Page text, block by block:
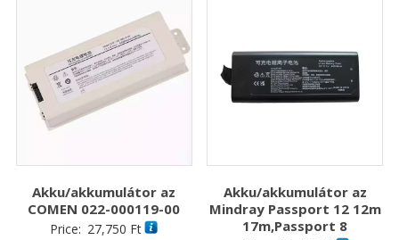
Akku/akkumulátor az
COMEN 022-000119-00
Price: 27,750 Ft
Akku/akkumulátor az
Mindray Passport 12 12m
17m,Passport 8